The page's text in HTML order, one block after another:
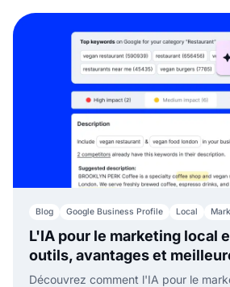
Blog Google Business Profile Local
L'IA pour le marketing local
outils, avantages et
Découvrez comment l'IA pour le